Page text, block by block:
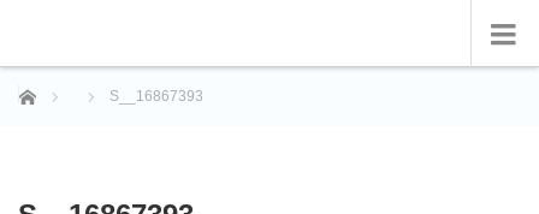
ホーム S__16867393